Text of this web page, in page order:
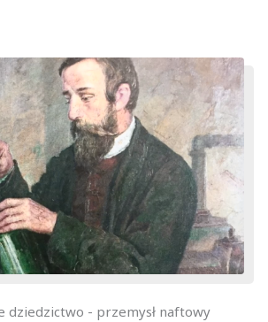
dziedzictwo - przemysł naftowy